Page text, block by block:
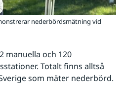
nederbördsmätning vid
manuella och 120
Totalt finns alltså
som mäter nederbörd.